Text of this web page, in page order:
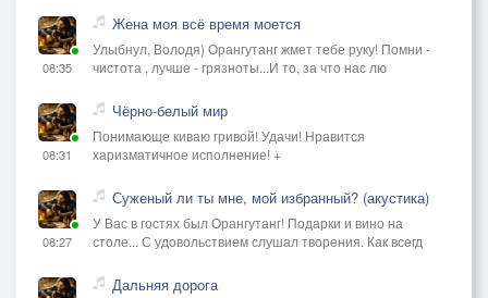
08:35
Жена моя всё время моется
Улыбнул, Володя) Орангутанг жмет тебе руку! Помни -
чистота , лучше - грязноты...И то, за что нас лю
08:31
Чёрно-белый мир
Понимающе киваю гривой! Удачи! Нравится
харизматичное исполнение! +
08:27
Суженый ли ты мне, мой избранный? (акустика)
У Вас в гостях был Орангутанг! Подарки и вино на
столе... С удовольствием слушал творения. Как всегд
Дальняя дорога